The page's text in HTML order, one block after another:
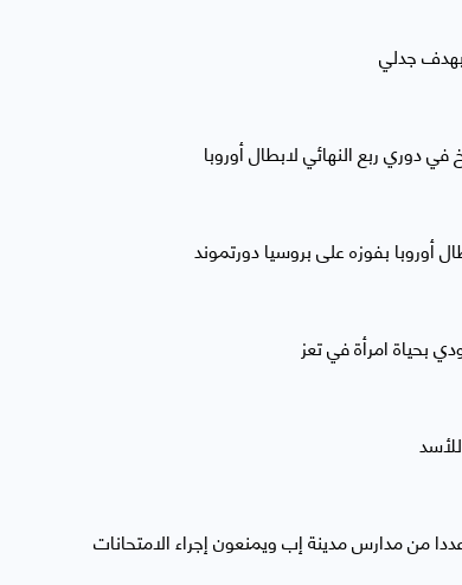
جدلي
دوري ربع النهائي لابطال أوروبا
بفوزه على بروسيا دورتموند
بحياة امرأة في تعز
من مدارس مدينة إب ويمنعون إجراء الامتحانات